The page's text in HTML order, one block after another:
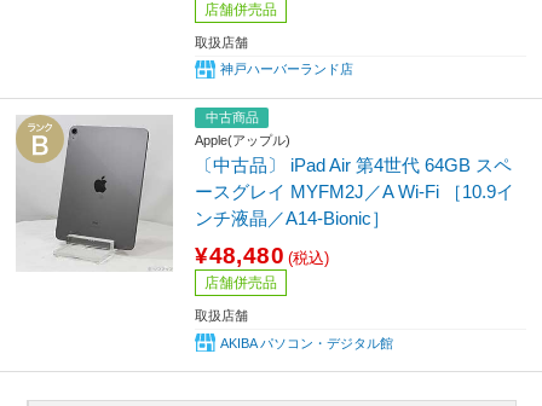
店舗併売品
取扱店舗
神戸ハーバーランド店
中古商品
Apple(アップル)
〔中古品〕 iPad Air 第4世代 64GB スペ
ースグレイ MYFM2J／A Wi-Fi ［10.9イ
ンチ液晶／A14-Bionic］
¥48,480 (税込)
店舗併売品
取扱店舗
AKIBA パソコン・デジタル館